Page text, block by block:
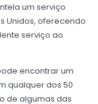
um serviço
Unidos, oferecendo
serviço ao
encontrar um
qualquer dos 50
de algumas das